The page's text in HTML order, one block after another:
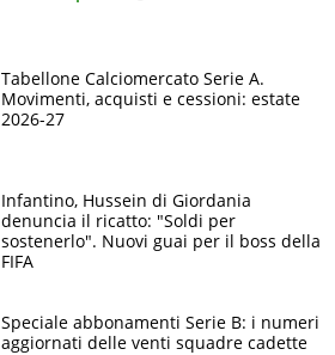
Tabellone Calciomercato Serie A.
Movimenti, acquisti e cessioni: estate
2026-27
Infantino, Hussein di Giordania
denuncia il ricatto: "Soldi per
sostenerlo". Nuovi guai per il boss della
FIFA
Speciale abbonamenti Serie B: i numeri
aggiornati delle venti squadre cadette